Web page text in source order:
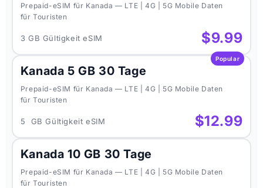
Prepaid-eSIM für Kanada — LTE | 4G | 5G Mobile Daten
für Touristen
3 GB Gültigkeit eSIM $9.99
Popular
Kanada 5 GB 30 Tage
Prepaid-eSIM für Kanada — LTE | 4G | 5G Mobile Daten
für Touristen
5 GB Gültigkeit eSIM $12.99
Kanada 10 GB 30 Tage
Prepaid-eSIM für Kanada — LTE | 4G | 5G Mobile Daten
für Touristen